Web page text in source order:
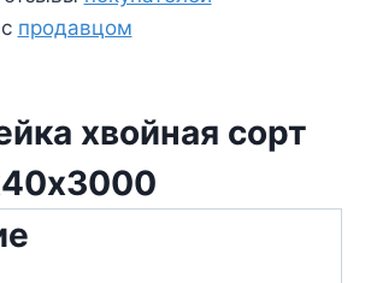
продавцом
хвойная сорт